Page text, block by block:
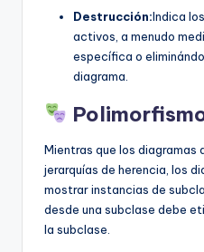
Destrucción:Indica
activos, a menudo
específica o
diagrama.
Mientras que los diagramas
jerarquías de herencia, los
mostrar instancias de
desde una subclase debe
la subclase.